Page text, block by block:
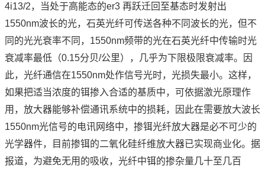
4i13/2，当处于高能态的er3 再跃迁回至基态时发射出
1550nm波长的光，石英光纤可传送各种不同波长的光，但不
同的光光衰率不同，1550nm频带的光在石英光纤中传输时光
衰减率最低（0.15分贝/公里），几乎为下限极限衰减率。因
此，光纤通信在1550nm处作信号光时，光损失最小。这样，
如果把适当浓度的铒掺入合适的基质中，可依据激光原理作
用，放大器能够补偿通讯系统中的损耗，因此在需要放大波长
1550nm光信号的电讯网络中，掺铒光纤放大器是必不可少的
光学器件，目前掺铒的二氧化硅纤维放大器已实现商业化。据
报道，为避免无用的吸收，光纤中铒的掺杂量几十至几百